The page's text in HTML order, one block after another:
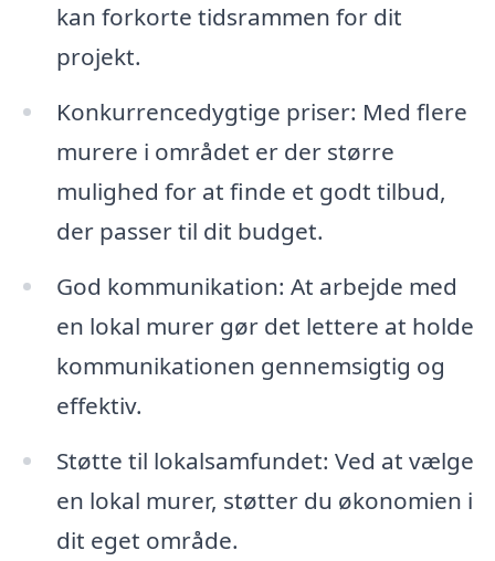
kan forkorte tidsrammen for dit
projekt.
Konkurrencedygtige priser: Med flere
murere i området er der større
mulighed for at finde et godt tilbud,
der passer til dit budget.
God kommunikation: At arbejde med
en lokal murer gør det lettere at holde
kommunikationen gennemsigtig og
effektiv.
Støtte til lokalsamfundet: Ved at vælge
en lokal murer, støtter du økonomien i
dit eget område.